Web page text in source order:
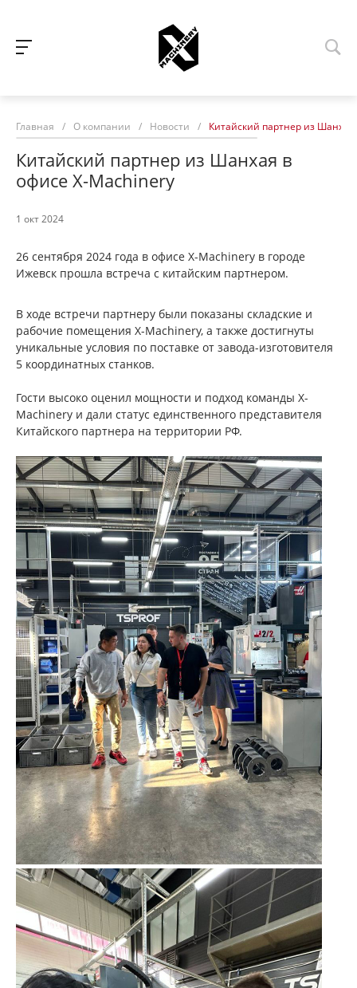
Главная / О компании / Новости / Китайский партнер из
Китайский партнер из Шанхая в
офисе X-Machinery
1 окт 2024
26 сентября 2024 года в офисе X-Machinery в городе
Ижевск прошла встреча с китайским партнером.
В ходе встречи партнеру были показаны складские и
рабочие помещения X-Machinery, а также достигнуты
уникальные условия по поставке от завода-изготовителя
5 координатных станков.
Гости высоко оценил мощности и подход команды X-
Machinery и дали статус единственного представителя
Китайского партнера на территории РФ.